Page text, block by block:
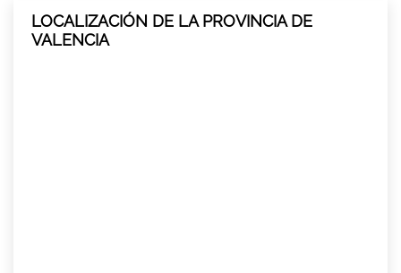
LOCALIZACIÓN DE LA PROVINCIA DE
VALENCIA